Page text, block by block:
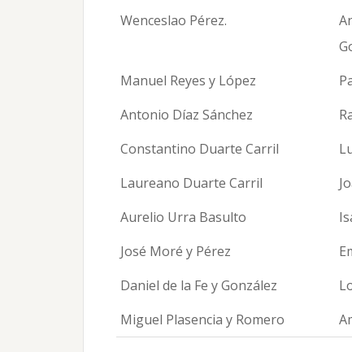
Wenceslao Pérez.
Manuel Reyes y López
Antonio Díaz Sánchez
Constantino Duarte Carril
Laureano Duarte Carril
Aurelio Urra Basulto
José Moré y Pérez
Daniel de la Fe y González
Miguel Plasencia y Romero